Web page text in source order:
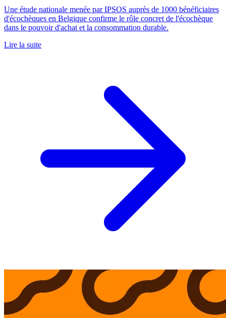
Une étude nationale menée par IPSOS auprès de 1000 bénéficiaires
d'écochèques en Belgique confirme le rôle concret de l'écochèque
dans le pouvoir d'achat et la consommation durable.
Lire la suite